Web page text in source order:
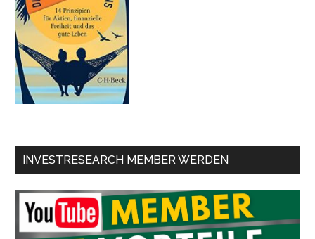
INVESTRESEARCH MEMBER WERDEN